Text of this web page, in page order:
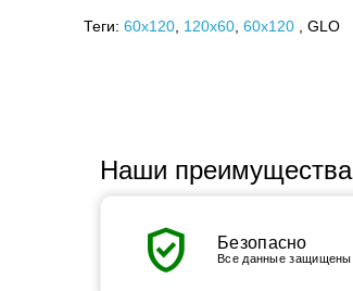
Теги: 60x120 120х60 60х120 , GLO
Наши преимущества
verified_user Безопасно
Все данные защищены